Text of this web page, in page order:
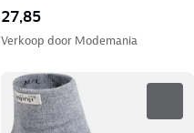
27,85
Verkoop door Modemania